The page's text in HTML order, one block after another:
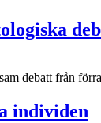
debatt från
individen